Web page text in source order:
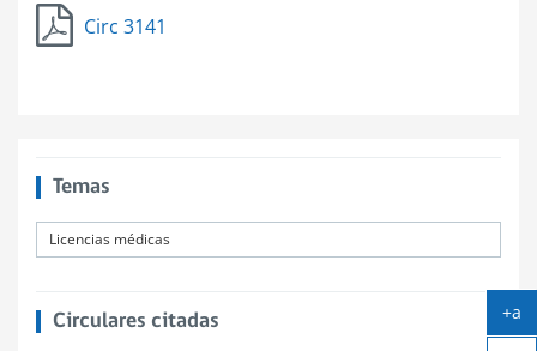
Circ 3141
Temas
Licencias médicas
Circulares citadas
+a